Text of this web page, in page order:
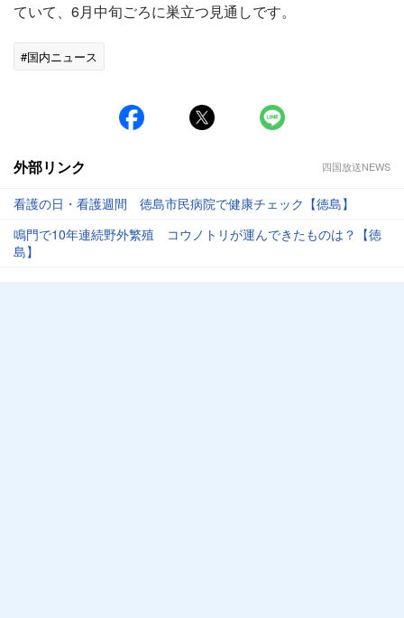
ていて、6月中旬ごろに巣立つ見通しです。
#国内ニュース
外部リンク 四国放送NEWS
看護の日・看護週間 徳島市民病院で健康チェック【徳島】
鳴門で10年連続野外繁殖 コウノトリが運んできたものは？【徳
島】